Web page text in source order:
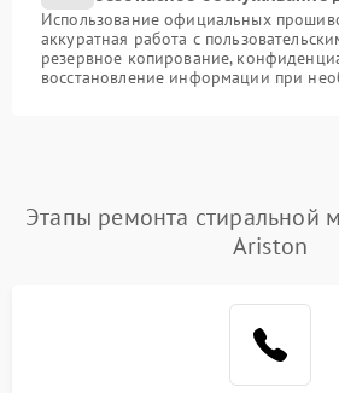
Использование официальных
аккуратная работа с
резервное копирование,
восстановление информации при
Этапы ремонта
Ariston